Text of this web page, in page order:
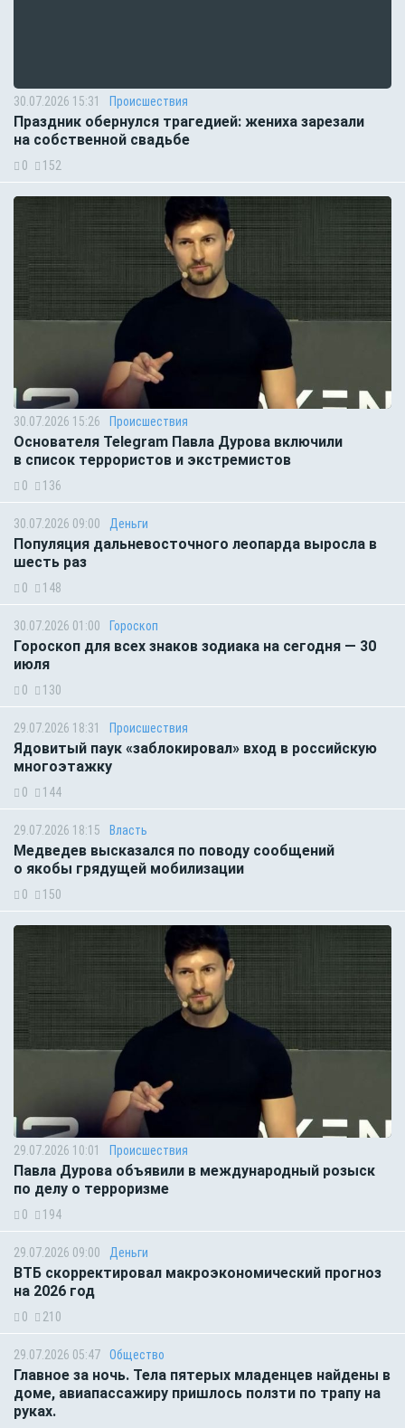
30.07.2026 15:31 Происшествия
Праздник обернулся трагедией: жениха зарезали
на собственной свадьбе
0 152
30.07.2026 15:26 Происшествия
Основателя Telegram Павла Дурова включили
в список террористов и экстремистов
0 136
30.07.2026 09:00 Деньги
Популяция дальневосточного леопарда выросла в
шесть раз
0 148
30.07.2026 01:00 Гороскоп
Гороскоп для всех знаков зодиака на сегодня — 30
июля
0 130
29.07.2026 18:31 Происшествия
Ядовитый паук «заблокировал» вход в российскую
многоэтажку
0 144
29.07.2026 18:15 Власть
Медведев высказался по поводу сообщений
о якобы грядущей мобилизации
0 150
29.07.2026 10:01 Происшествия
Павла Дурова объявили в международный розыск
по делу о терроризме
0 194
29.07.2026 09:00 Деньги
ВТБ скорректировал макроэкономический прогноз
на 2026 год
0 210
29.07.2026 05:47 Общество
Главное за ночь. Тела пятерых младенцев найдены в
доме, авиапассажиру пришлось ползти по трапу на
руках.